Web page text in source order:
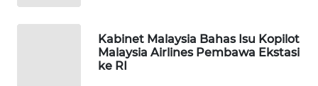
Kabinet Malaysia Bahas Isu Kopilot
Malaysia Airlines Pembawa Ekstasi
ke RI